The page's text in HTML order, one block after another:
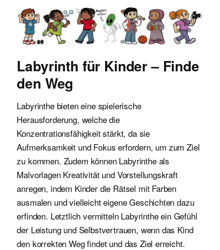
Malvorlagen für Kinder
Labyrinth für Kinder – Finde
den Weg
Labyrinthe bieten eine spielerische
Herausforderung, welche die
Konzentrationsfähigkeit stärkt, da sie
Aufmerksamkeit und Fokus erfordern, um zum Ziel
zu kommen. Zudem können Labyrinthe als
Malvorlagen Kreativität und Vorstellungskraft
anregen, indem Kinder die Rätsel mit Farben
ausmalen und vielleicht eigene Geschichten dazu
erfinden. Letztlich vermitteln Labyrinthe ein Gefühl
der Leistung und Selbstvertrauen, wenn das Kind
den korrekten Weg findet und das Ziel erreicht.